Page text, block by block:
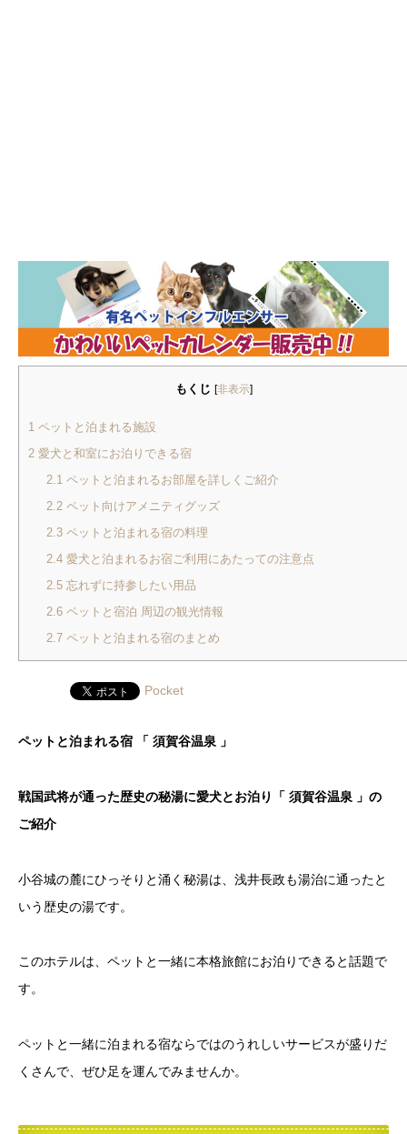
もくじ [非表示]
1 ペットと泊まれる施設
2 愛犬と和室にお泊りできる宿
2.1 ペットと泊まれるお部屋を詳しくご紹介
2.2ペット向けアメニティグッズ
2.3ペットと泊まれる宿の料理
2.4愛犬と泊まれるお宿ご利用にあたっての注意点
2.5忘れずに持参したい用品
2.6ペットと宿泊 周辺の観光情報
2.7ペットと泊まれる宿のまとめ
Pocket
ペットと泊まれる宿 「 須賀谷温泉 」
戦国武将が通った歴史の秘湯に愛犬とお泊り「 須賀谷温泉 」の
ご紹介
小谷城の麓にひっそりと涌く秘湯は、浅井長政も湯治に通ったと
いう歴史の湯です。
このホテルは、ペットと一緒に本格旅館にお泊りできると話題で
す。
ペットと一緒に泊まれる宿ならではのうれしいサービスが盛りだ
くさんで、ぜひ足を運んでみませんか。